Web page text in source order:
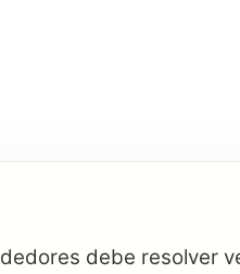
debe resolver